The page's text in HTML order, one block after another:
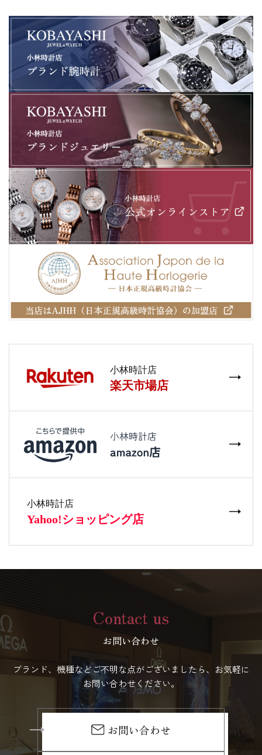
Contact us
お問い合わせ
ブランド、機種などご不明な点がございましたら、お気軽に
お問い合わせください。
お問い合わせ